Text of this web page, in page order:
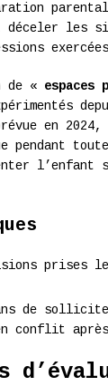
déceler les
de « espaces
en 2024,
pendant
l’enfant
prises le
de
conflit